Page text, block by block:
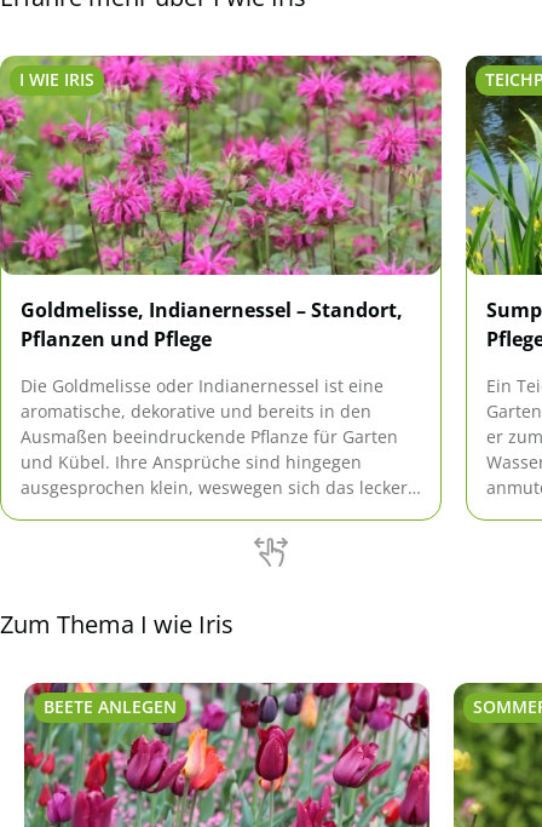
I WIE IRIS
Goldmelisse, Indianernessel – Standort,
Pflanzen und Pflege
Die Goldmelisse oder Indianernessel ist eine
aromatische, dekorative und bereits in den
Ausmaßen beeindruckende Pflanze für Garten
und Kübel. Ihre Ansprüche sind hingegen
ausgesprochen klein, weswegen sich das leckere
Pflanzenpflege und all diejenigen eignet, die im
Garten lieber entspannen, als viel Aufwand zu
Ein
er
Zum Thema I wie Iris
BEETE ANLEGEN